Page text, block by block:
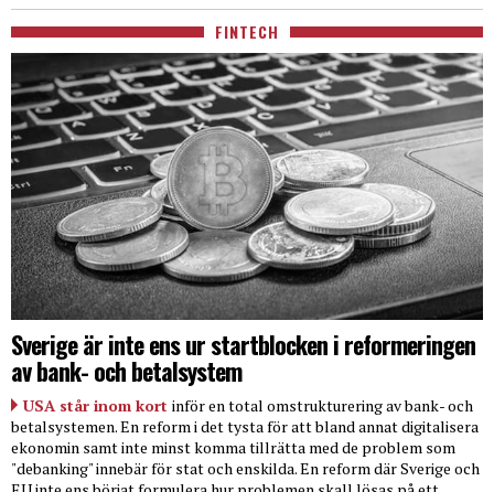
FINTECH
Sverige är inte ens ur startblocken i reformeringen
av bank- och betalsystem
USA står inom kort inför en total omstrukturering av bank- och
betalsystemen. En reform i det tysta för att bland annat digitalisera
ekonomin samt inte minst komma tillrätta med de problem som
"debanking" innebär för stat och enskilda. En reform där Sverige och